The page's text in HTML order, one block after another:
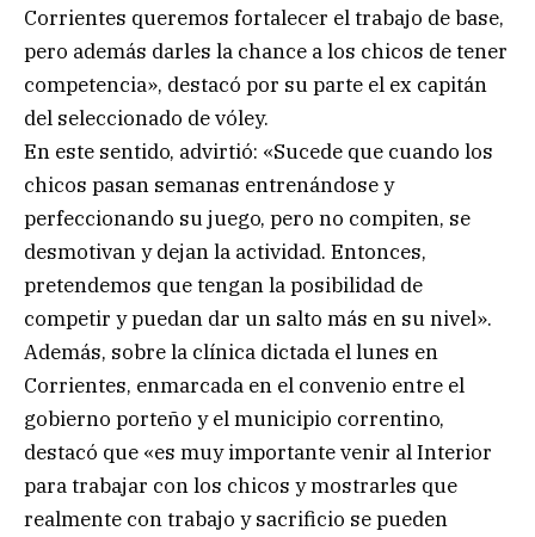
Corrientes queremos fortalecer el trabajo de base,
pero además darles la chance a los chicos de tener
competencia», destacó por su parte el ex capitán
del seleccionado de vóley.
En este sentido, advirtió: «Sucede que cuando los
chicos pasan semanas entrenándose y
perfeccionando su juego, pero no compiten, se
desmotivan y dejan la actividad. Entonces,
pretendemos que tengan la posibilidad de
competir y puedan dar un salto más en su nivel».
Además, sobre la clínica dictada el lunes en
Corrientes, enmarcada en el convenio entre el
gobierno porteño y el municipio correntino,
destacó que «es muy importante venir al Interior
para trabajar con los chicos y mostrarles que
realmente con trabajo y sacrificio se pueden